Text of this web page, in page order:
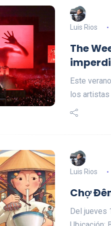
Luis Rios
The
Este
los artistas
Luis Rios
Chợ
Del jueves